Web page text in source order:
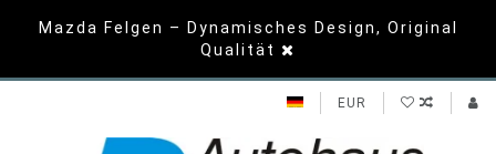
Mazda Felgen – Dynamisches Design, Original
Qualität
EUR